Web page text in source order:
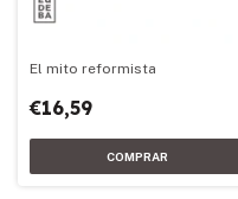
El mito reformista
€16,59